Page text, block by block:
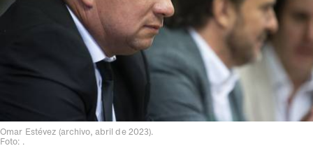
Omar Estévez (archivo, abril de 2023).
Foto: .